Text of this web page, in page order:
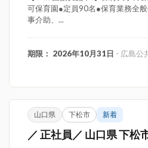
可保育園●定員90名●保育業務全
事介助、...
期限： 2026年10月31日 - 広島公
山口県 下松市 新着
／ 正社員／ 山口県 下松